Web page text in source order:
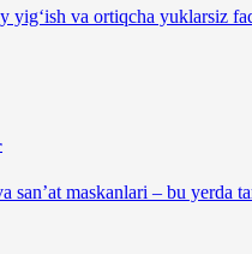
yig‘ish va ortiqcha yuklarsiz
san’at maskanlari – bu yerda